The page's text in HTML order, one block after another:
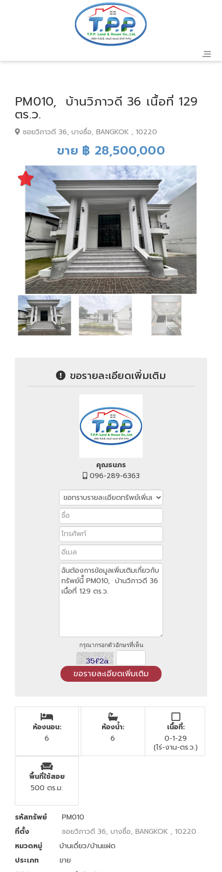
PM010, บ้านวิภาวดี 36 เนื้อที่ 129
ตร.ว.
ซอยวิภาวดี 36, บางซื่อ, BANGKOK , 10220
ขาย ฿ 28,500,000
ขอรายละเอียดเพิ่มเติม
คุณธนภร
096-289-6363
กรุณากรอกตัวอักษรที่เห็น
ห้องนอน:
6
ห้องน้ำ:
6
พื้นที่ใช้สอย
500 ตร.ม.
เนื้อที่:
0-1-29
(ไร่-งาน-ตร.ว.)
รหัสทรัพย์
PM010
ที่ตั้ง
ซอยวิภาวดี 36, บางซื่อ, BANGKOK , 10220
หมวดหมู่
บ้านเดี่ยว/บ้านแฝด
ประเภท
ขาย